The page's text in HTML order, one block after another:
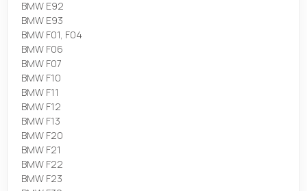
BMW E92
BMW E93
BMW F01, F04
BMW F06
BMW F07
BMW F10
BMW F11
BMW F12
BMW F13
BMW F20
BMW F21
BMW F22
BMW F23